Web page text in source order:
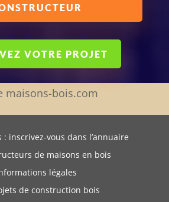
VOTRE PROJET
maisons-bois.com
: inscrivez-vous dans l’annuaire
de maisons en bois
légales
de construction bois